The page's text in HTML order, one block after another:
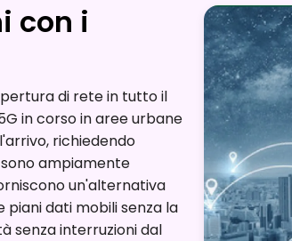
con i
di rete in tutto il
in corso in aree urbane
richiedendo
ampiamente
un'alternativa
dati mobili senza la
senza interruzioni dal